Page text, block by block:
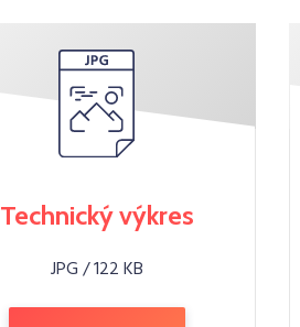
Technický výkres
JPG / 122 KB